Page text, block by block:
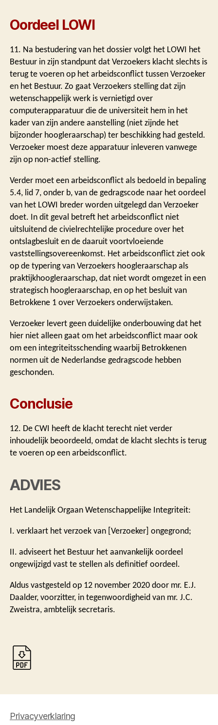
Oordeel LOWI
11. Na bestudering van het dossier volgt het LOWI het
Bestuur in zijn standpunt dat Verzoekers klacht slechts is
terug te voeren op het arbeidsconflict tussen Verzoeker
en het Bestuur. Zo gaat Verzoekers stelling dat zijn
wetenschappelijk werk is vernietigd over
computerapparatuur die de universiteit hem in het
kader van zijn andere aanstelling (niet zijnde het
bijzonder hoogleraarschap) ter beschikking had gesteld.
Verzoeker moest deze apparatuur inleveren vanwege
zijn op non-actief stelling.
Verder moet een arbeidsconflict als bedoeld in bepaling
5.4, lid 7, onder b, van de gedragscode naar het oordeel
van het LOWI breder worden uitgelegd dan Verzoeker
doet. In dit geval betreft het arbeidsconflict niet
uitsluitend de civielrechtelijke procedure over het
ontslagbesluit en de daaruit voortvloeiende
vaststellingsovereenkomst. Het arbeidsconflict ziet ook
op de typering van Verzoekers hoogleraarschap als
praktijkhoogleraarschap, dat niet wordt omgezet in een
strategisch hoogleraarschap, en op het besluit van
Betrokkene 1 over Verzoekers onderwijstaken.
Verzoeker levert geen duidelijke onderbouwing dat het
hier niet alleen gaat om het arbeidsconflict maar ook
om een integriteitsschending waarbij Betrokkenen
normen uit de Nederlandse gedragscode hebben
geschonden.
Conclusie
12. De CWI heeft de klacht terecht niet verder
inhoudelijk beoordeeld, omdat de klacht slechts is terug
te voeren op een arbeidsconflict.
ADVIES
Het Landelijk Orgaan Wetenschappelijke Integriteit:
I. verklaart het verzoek van [Verzoeker] ongegrond;
II. adviseert het Bestuur het aanvankelijk oordeel
ongewijzigd vast te stellen als definitief oordeel.
Aldus vastgesteld op 12 november 2020 door mr. E.J.
Daalder, voorzitter, in tegenwoordigheid van mr. J.C.
Zweistra, ambtelijk secretaris.
Privacyverklaring